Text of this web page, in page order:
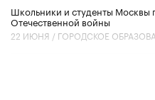
Школьники и студенты Москвы
Отечественной войны
22 ИЮНЯ / ГОРОДСКОЕ